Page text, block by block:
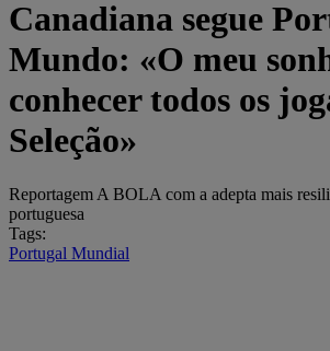
Canadiana segue
Mundo: «O meu
conhecer todos os
Seleção»
Reportagem A BOLA com a adepta mais
portuguesa
Tags:
Portugal Mundial